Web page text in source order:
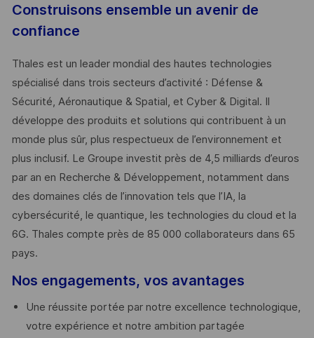
Construisons ensemble un avenir de
confiance
Thales est un leader mondial des hautes technologies
spécialisé dans trois secteurs d’activité : Défense &
Sécurité, Aéronautique & Spatial, et Cyber & Digital. Il
développe des produits et solutions qui contribuent à un
monde plus sûr, plus respectueux de l’environnement et
plus inclusif. Le Groupe investit près de 4,5 milliards d’euros
par an en Recherche & Développement, notamment dans
des domaines clés de l’innovation tels que l’IA, la
cybersécurité, le quantique, les technologies du cloud et la
6G. Thales compte près de 85 000 collaborateurs dans 65
pays. ​
Nos engagements, vos avantages
Une réussite portée par notre excellence technologique,
votre expérience et notre ambition partagée